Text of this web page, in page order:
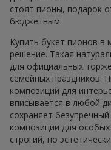
стоят пионы, подарок
бюджетным.
Купить букет пионов
решение. Такая
для официальных
семейных праздников.
композиций для
вписывается в любой
сохраняет
композиции для
строгий, но